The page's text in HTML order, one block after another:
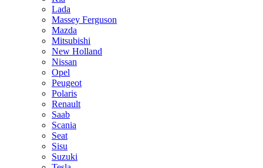
Lada
Massey Ferguson
Mazda
Mitsubishi
New Holland
Nissan
Opel
Peugeot
Polaris
Renault
Saab
Scania
Seat
Sisu
Suzuki